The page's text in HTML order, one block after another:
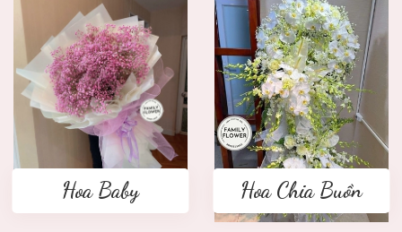
Hoa Baby Hoa Chia Buồn